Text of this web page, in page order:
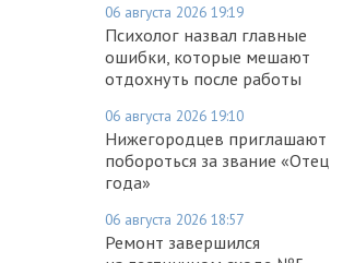
06 августа 2026 19:19
Психолог назвал главные
ошибки, которые мешают
отдохнуть после работы
06 августа 2026 19:10
Нижегородцев приглашают
побороться за звание «Отец
года»
06 августа 2026 18:57
Ремонт завершился